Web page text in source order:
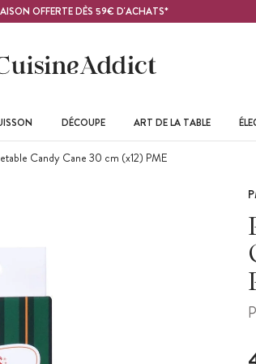
OFFERTE DÈS 59€ D'ACHATS*
DÉCOUPE ART DE LA TABLE
Candy Cane 30 cm (x12) PME